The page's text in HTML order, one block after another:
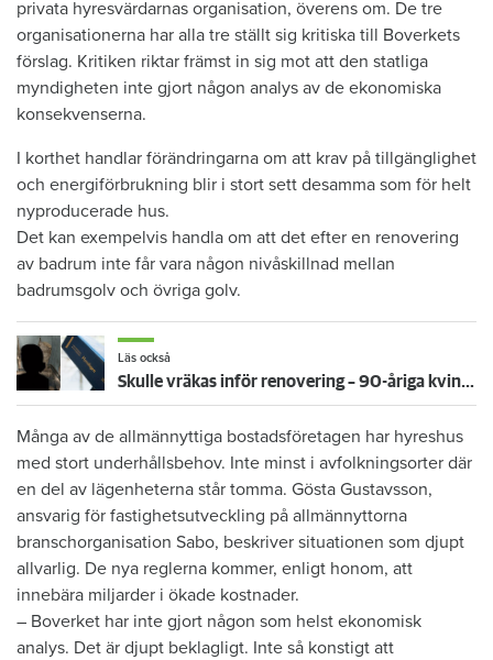
privata hyresvärdarnas organisation, överens om. De tre
organisationerna har alla tre ställt sig kritiska till Boverkets
förslag. Kritiken riktar främst in sig mot att den statliga
myndigheten inte gjort någon analys av de ekonomiska
konsekvenserna.
I korthet handlar förändringarna om att krav på tillgänglighet
och energiförbrukning blir i stort sett desamma som för helt
nyproducerade hus.
Det kan exempelvis handla om att det efter en renovering
av badrum inte får vara någon nivåskillnad mellan
badrumsgolv och övriga golv.
Läs också
Skulle vräkas inför renovering – 90-åriga kvinnan får bo kvar: ”Ovissheten har varit grym”
Många av de allmännyttiga bostadsföretagen har hyreshus
med stort underhållsbehov. Inte minst i avfolkningsorter där
en del av lägenheterna står tomma. Gösta Gustavsson,
ansvarig för fastighetsutveckling på allmännyttorna
branschorganisation Sabo, beskriver situationen som djupt
allvarlig. De nya reglerna kommer, enligt honom, att
innebära miljarder i ökade kostnader.
– Boverket har inte gjort någon som helst ekonomisk
analys. Det är djupt beklagligt. Inte så konstigt att